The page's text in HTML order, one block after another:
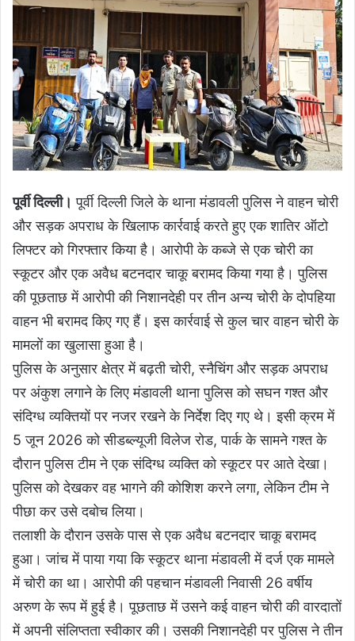
पूर्वी दिल्ली। पूर्वी दिल्ली जिले के थाना मंडावली पुलिस ने वाहन चोरी
और सड़क अपराध के खिलाफ कार्रवाई करते हुए एक शातिर ऑटो
लिफ्टर को गिरफ्तार किया है। आरोपी के कब्जे से एक चोरी का
स्कूटर और एक अवैध बटनदार चाकू बरामद किया गया है। पुलिस
की पूछताछ में आरोपी की निशानदेही पर तीन अन्य चोरी के दोपहिया
वाहन भी बरामद किए गए हैं। इस कार्रवाई से कुल चार वाहन चोरी के
मामलों का खुलासा हुआ है।
पुलिस के अनुसार क्षेत्र में बढ़ती चोरी, स्नैचिंग और सड़क अपराध
पर अंकुश लगाने के लिए मंडावली थाना पुलिस को सघन गश्त और
संदिग्ध व्यक्तियों पर नजर रखने के निर्देश दिए गए थे। इसी क्रम में
5 जून 2026 को सीडब्ल्यूजी विलेज रोड, पार्क के सामने गश्त के
दौरान पुलिस टीम ने एक संदिग्ध व्यक्ति को स्कूटर पर आते देखा।
पुलिस को देखकर वह भागने की कोशिश करने लगा, लेकिन टीम ने
पीछा कर उसे दबोच लिया।
तलाशी के दौरान उसके पास से एक अवैध बटनदार चाकू बरामद
हुआ। जांच में पाया गया कि स्कूटर थाना मंडावली में दर्ज एक मामले
में चोरी का था। आरोपी की पहचान मंडावली निवासी 26 वर्षीय
अरुण के रूप में हुई है। पूछताछ में उसने कई वाहन चोरी की वारदातों
में अपनी संलिप्तता स्वीकार की। उसकी निशानदेही पर पुलिस ने तीन